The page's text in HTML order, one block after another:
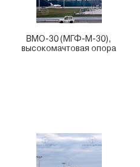
ВМО-30 (МГФ-М-30),
высокомачтовая опора